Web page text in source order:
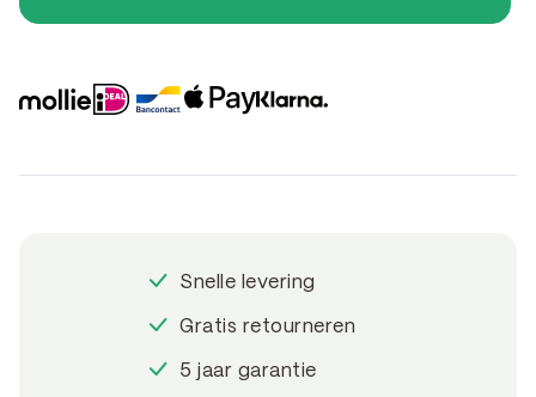
x
x
Snelle levering
Gratis retourneren
5 jaar garantie